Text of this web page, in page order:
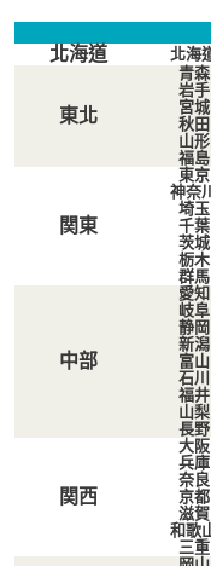
北海道
北海
東北
青森
岩手
宮城
秋田
山形
福島
関東
東京
神奈
埼玉
千葉
茨城
栃木
群馬
中部
愛知
岐阜
静岡
新潟
富山
石川
福井
山梨
長野
関西
大阪
兵庫
奈良
京都
滋賀
和歌
三重